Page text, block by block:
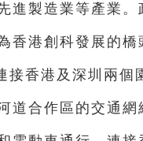
進製造業等產業
香港創科發展的橋
接香港及深圳兩個
道合作區的交通